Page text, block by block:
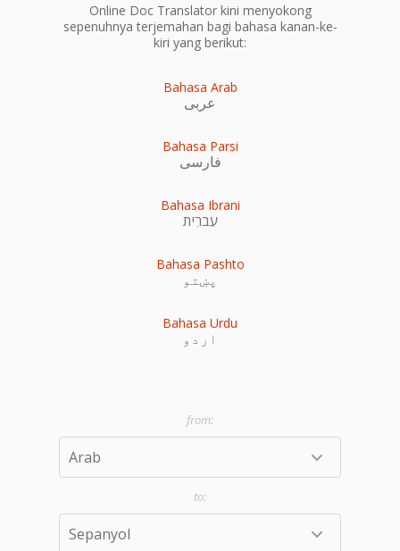
Online Doc Translator kini menyokong
sepenuhnya terjemahan bagi bahasa kanan-ke-
kiri yang berikut:
Bahasa Arab
عربى
Bahasa Parsi
فارسی
Bahasa Ibrani
עִברִית
Bahasa Pashto
پښتو
Bahasa Urdu
اردو